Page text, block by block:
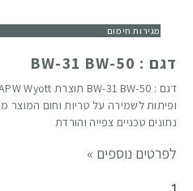
מגירות חימום
דגם : BW-31 BW-50
נתונים טכניים צפייה והורדת
לפרטים נוספים »